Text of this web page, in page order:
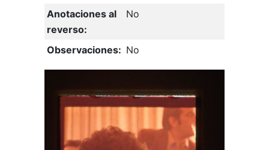
Anotaciones al
reverso:
No
Observaciones: No